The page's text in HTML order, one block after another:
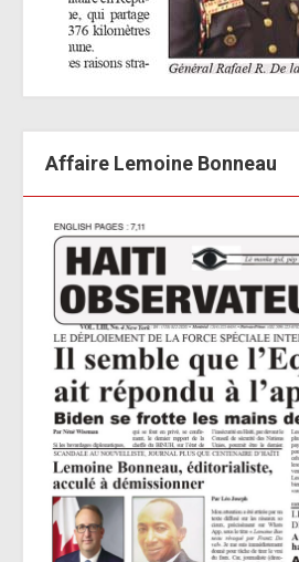
Affaire Lemoine Bonneau